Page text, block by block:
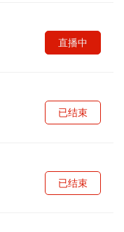
直播中
已结束
已结束